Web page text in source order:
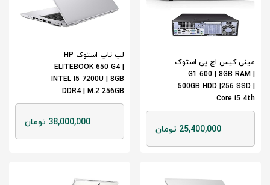
مینی کیس اچ پی استوک
G1 600 | 8GB RAM |
500GB HDD |256 SSD |
Core i5 4th
25,400,000 تومان
لپ تاپ استوک HP
ELITEBOOK 650 G4 |
INTEL I5 7200U | 8GB
DDR4 | M.2 256GB
38,000,000 تومان